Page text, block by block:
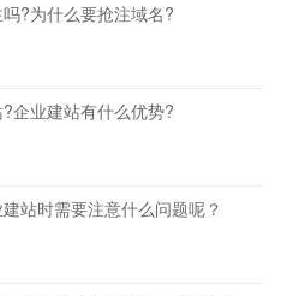
?为什么要抢注域名?
企业建站有什么优势?
站时需要注意什么问题呢？